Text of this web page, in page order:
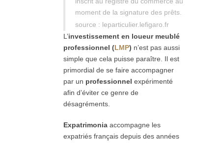
moment de la signature des prêts.
source : leparticulier.lefigaro.fr
L’investissement en loueur meublé
professionnel (LMP) n’est pas aussi
simple que cela puisse paraître. Il est
primordial de se faire accompagner
par un professionnel expérimenté
afin d’éviter ce genre de
désagréments.
Expatrimonia accompagne les
expatriés français depuis des années